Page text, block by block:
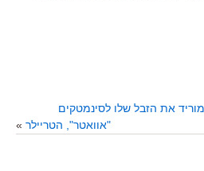
מוריד את הזבל שלו לסינמטקים
"אוואטר", הטריילר »